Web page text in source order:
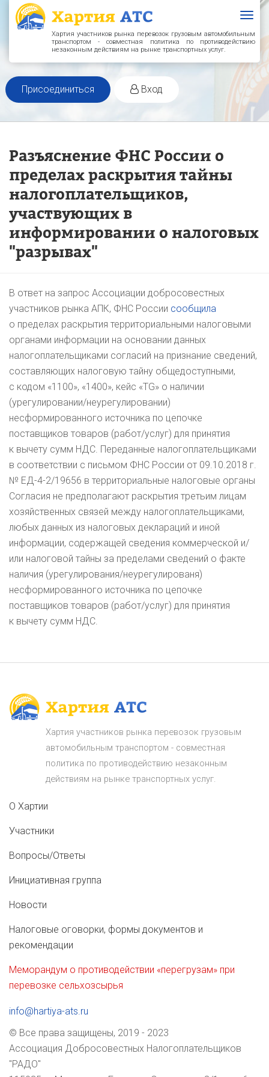
Хартия участников рынка перевозок грузовым автомобильным
транспортом - совместная политика по противодействию
незаконным действиям на рынке транспортных услуг.
Присоединиться Вход
Разъяснение ФНС России о
пределах раскрытия тайны
налогоплательщиков,
участвующих в
информировании о налоговых
"разрывах"
В ответ на запрос Ассоциации добросовестных
участников рынка АПК, ФНС России сообщила
о пределах раскрытия территориальными налоговыми
органами информации на основании данных
налогоплательщиками согласий на признание сведений,
составляющих налоговую тайну общедоступными,
с кодом «1100», «1400», кейс «TG» о наличии
(урегулировании/неурегулировании)
несформированного источника по цепочке
поставщиков товаров (работ/услуг) для принятия
к вычету сумм НДС. Переданные налогоплательщиками
в соответствии с письмом ФНС России от 09.10.2018 г.
№ ЕД-4-2/19656 в территориальные налоговые органы
Согласия не предполагают раскрытия третьим лицам
хозяйственных связей между налогоплательщиками,
любых данных из налоговых деклараций и иной
информации, содержащей сведения коммерческой и/
или налоговой тайны за пределами сведений о факте
наличия (урегулирования/неурегулированя)
несформированного источника по цепочке
поставщиков товаров (работ/услуг) для принятия
к вычету сумм НДС.
Хартия участников рынка перевозок грузовым
автомобильным транспортом - совместная
политика по противодействию незаконным
действиям на рынке транспортных услуг.
О Хартии
Участники
Вопросы/Ответы
Инициативная группа
Новости
Налоговые оговорки, формы документов и
рекомендации
Меморандум о противодействии «перегрузам» при
перевозке сельхозсырья
info@hartiya-ats.ru
© Все права защищены, 2019 - 2023
Ассоциация Добросовестных Налогоплательщиков
"РАДО"